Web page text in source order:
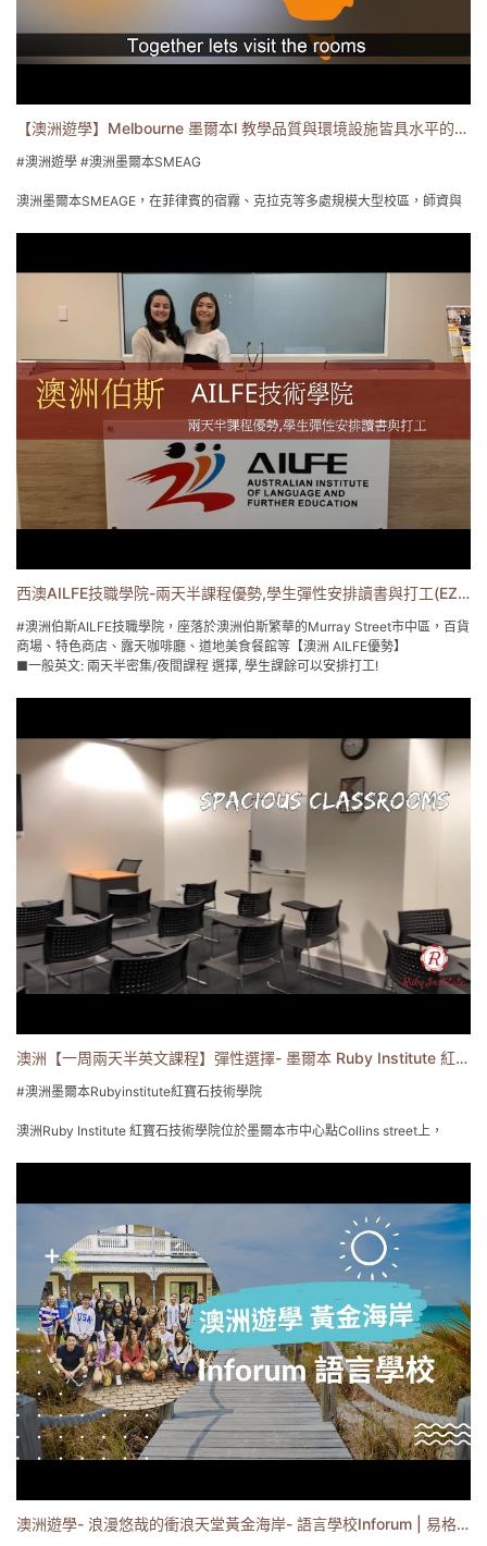
活動來學習，所以跟大家互動的機會真的很多，一開始自己也是蠻害羞的，但
後來因為大家都很熱情，漸漸地融入大家後，就能跟大家一起上台發表、一起
大笑，這種感覺真的很感動.
主要這交換食宿可以透過每週20小時，在課餘時間協助寄宿家庭家務事處理跟
與當地人一起生活體驗為我選擇的原因。
🔶遊學心得分享: https://bit.ly/40NRBU9
遊學打工/海外企業有薪企業實習/專業證書文憑
【澳洲遊學】Melbourne 墨爾本l 教學品質與環境設施皆具水平的SMEAG
#澳洲遊學 #澳洲墨爾本SMEAG
澳洲墨爾本SMEAGE，在菲律賓的宿霧、克拉克等多處規模大型校區，師資與
圖書館，還可搭乘免費電車環繞市區一遊。
SMEAG學校特色:
 位於墨爾本市中心機能便利，交通便利、佳餚美味餐廳林立。
 環境設備新穎、現代化設計時尚、教室乾淨明亮。
 學校有親切、熱忱中文服務人員。
 為學生制定專屬學習計畫，針對學生弱項進行加強。
 期中與期末評量，從入學到最後課程結束期間的進步。
 小班制教學-淡季平均10~13個 (旺季 15~18個) 。
 來自10多國籍學生比例多元，華人比例低 (3%)。
 每週長達30小時課程學習(必修與選修) 。
 課程時段多樣化，提供白天班與夜間班課程
 姊妹校於菲律賓宿霧與澳洲打工度假銜接優勢。
 打工度假飯店工作安置首選。
話.。
EZgo易格遊學 菲律賓遊學/海外遊學專家 0800-558-289
官網www.EzgoAbroad.com.tw
信箱: service@ezgoabroad.com.tw
西澳AILFE技職學院-兩天半課程優勢,學生彈性安排讀書與打工(EZgo易格遊學)
#澳洲伯斯AILFE技職學院，座落於澳洲伯斯繁華的Murray Street市中區，百貨
商場、特色商店、露天咖啡廳、道地美食餐館等【澳洲 AILFE優勢】
■一般英文: 兩天半密集/夜間課程 選擇, 學生課餘可以安排打工!
www.EzgoAbroad.com.tw
service@ezgoabroad.com.tw
主題式遊學/打工遊學/海外企業帶薪實習/專業證照文憑/親子遊學
澳洲【一周兩天半英文課程】彈性選擇- 墨爾本 Ruby Institute 紅寶石技術學院
#澳洲墨爾本Rubyinstitute紅寶石技術學院
澳洲Ruby Institute 紅寶石技術學院位於墨爾本市中心點Collins street上，
課程可安排彈性{一周兩天半}密集學習，
其他時間可分配打工時間或是複習功課
從一般英文課程、商用管理、行銷文憑證書專業課程。
EZgo易格遊學 菲律賓遊學/海外遊學專家
0800-558-289
www.EzgoAbroad.com.tw
service@ezgoabroad.com.tw
主題式遊學/打工遊學/海外企業帶薪實習/專業證照文憑/親子遊學
#EZgo易格國際教育諮詢中心
澳洲遊學- 浪漫悠哉的衝浪天堂黃金海岸- 語言學校Inforum | 易格遊學